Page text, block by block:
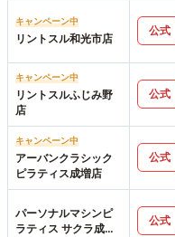
キャンペーン中
リントスル和光市店
公式
キャンペーン中
リントスルふじみ野
店
公式
キャンペーン中
アーバンクラシック
ピラティス成増店
公式
パーソナルマシンピ
ラティス サクラ成増
公式